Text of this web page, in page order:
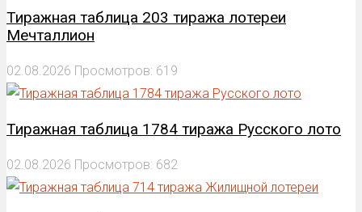
Тиражная таблица 203 тиража лотереи
Мечталлион
02.08.2026 Просмотров: 619
Тиражная таблица 1784 тиража Русского лото
02.08.2026 Просмотров: 682